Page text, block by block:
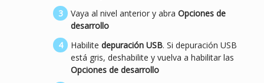
Vaya al nivel anterior y abra Opciones de
desarrollo
Habilite depuración USB. Si depuración USB
está gris, deshabilite y vuelva a habilitar las
Opciones de desarrollo